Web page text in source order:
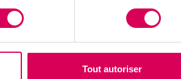
Tout autoriser
Agriculture